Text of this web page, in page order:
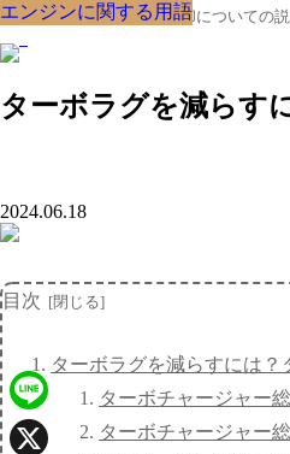
クルマの大辞典、購入･売却についての説
ターボラグを減らす
エンジンに関する用語
2024.06.18
目次
ターボラグを減らすには
ターボチャージャー
ターボチャージャー
エンジンに関する用語
エンジンに関する用語
エンジンに関する用語
エンジンに関する用語
エンジンに関する用語
エンジンに関する用語
エンジンに関する用語
エンジンに関する用語
Line